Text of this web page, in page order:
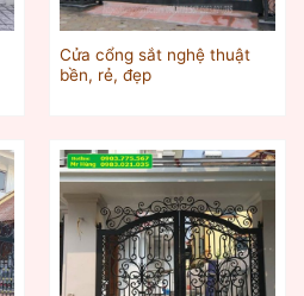
Cửa cổng sắt nghệ thuật
bền, rẻ, đẹp